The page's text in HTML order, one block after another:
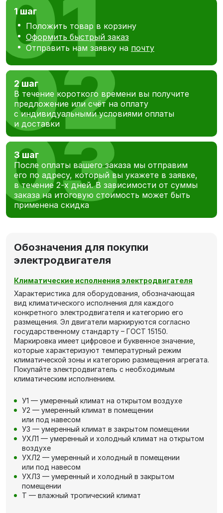
1 шаг
Положить товар в корзину
Оформить быстрый заказ
Отправить нам заявку на почту
2 шаг
В течение короткого времени вы получите
предложение или счёт на оплату
с индивидуальными условиями оплаты
и доставки
3 шаг
После оплаты вашего заказа мы отправим
его по адресу, который вы укажете в заявке,
в течение 2-х дней. В зависимости от суммы
заказа на итоговую стоимость может быть
применена скидка
Обозначения для покупки
электродвигателя
Климатические исполнения электродвигателя
Характеристика для оборудования, обозначающая
вид климатического исполнения для каждого
конкретного электродвигателя и категорию его
размещения. Эл двигатели маркируются согласно
государственному стандарту – ГОСТ 15150.
Маркировка имеет цифровое и буквенное значение,
которые характеризуют температурный режим
климатической зоны и категорию размещения агрегата.
Покупайте электродвигатель с необходимым
климатическим исполнением.
У1 — умеренный климат на открытом воздухе
У2 — умеренный климат в помещении
или под навесом
У3 — умеренный климат в закрытом помещении
УХЛ1 — умеренный и холодный климат на открытом
воздухе
УХЛ2 — умеренный и холодный в помещении
или под навесом
УХЛ3 — умеренный и холодный в закрытом
помещении
Т — влажный тропический климат